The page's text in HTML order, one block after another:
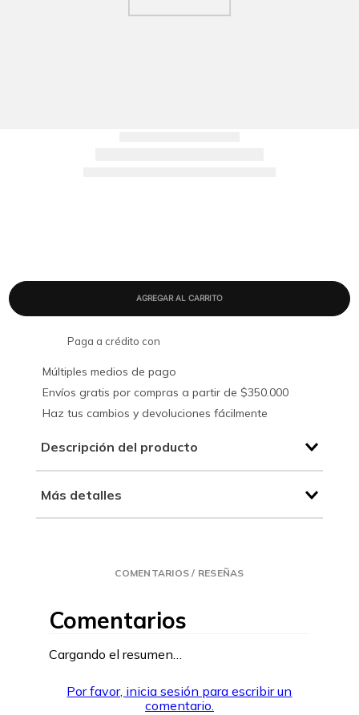
Paga a crédito con
Múltiples medios de pago
Envíos gratis por compras a partir de $350.000
Haz tus cambios y devoluciones fácilmente
Descripción del producto
Más detalles
COMENTARIOS / RESEÑAS
Comentarios
Cargando el resumen…
Por favor, inicia sesión para escribir un
comentario.